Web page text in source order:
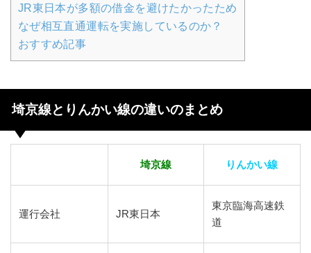
JR東日本が多額の借金を避けたかったため
なぜ相互直通運転を実施しているのか？
おすすめ記事
埼京線とりんかい線の違いのまとめ
埼京線 りんかい線
運行会社 JR東日本
東京臨海高速鉄
道